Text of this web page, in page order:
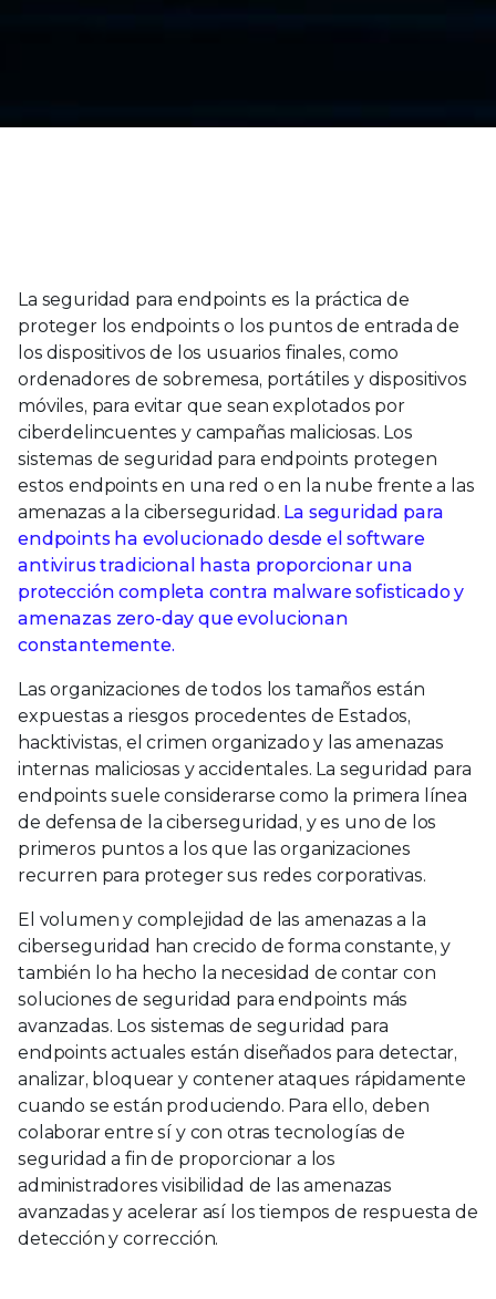
La seguridad para endpoints es la práctica de
proteger los endpoints o los puntos de entrada de
los dispositivos de los usuarios finales, como
ordenadores de sobremesa, portátiles y dispositivos
móviles, para evitar que sean explotados por
ciberdelincuentes y campañas maliciosas. Los
sistemas de seguridad para endpoints protegen
estos endpoints en una red o en la nube frente a las
amenazas a la ciberseguridad. La seguridad para
endpoints ha evolucionado desde el software
antivirus tradicional hasta proporcionar una
protección completa contra malware sofisticado y
amenazas zero-day que evolucionan
constantemente.
Las organizaciones de todos los tamaños están
expuestas a riesgos procedentes de Estados,
hacktivistas, el crimen organizado y las amenazas
internas maliciosas y accidentales. La seguridad para
endpoints suele considerarse como la primera línea
de defensa de la ciberseguridad, y es uno de los
primeros puntos a los que las organizaciones
recurren para proteger sus redes corporativas.
El volumen y complejidad de las amenazas a la
ciberseguridad han crecido de forma constante, y
también lo ha hecho la necesidad de contar con
soluciones de seguridad para endpoints más
avanzadas. Los sistemas de seguridad para
endpoints actuales están diseñados para detectar,
analizar, bloquear y contener ataques rápidamente
cuando se están produciendo. Para ello, deben
colaborar entre sí y con otras tecnologías de
seguridad a fin de proporcionar a los
administradores visibilidad de las amenazas
avanzadas y acelerar así los tiempos de respuesta de
detección y corrección.